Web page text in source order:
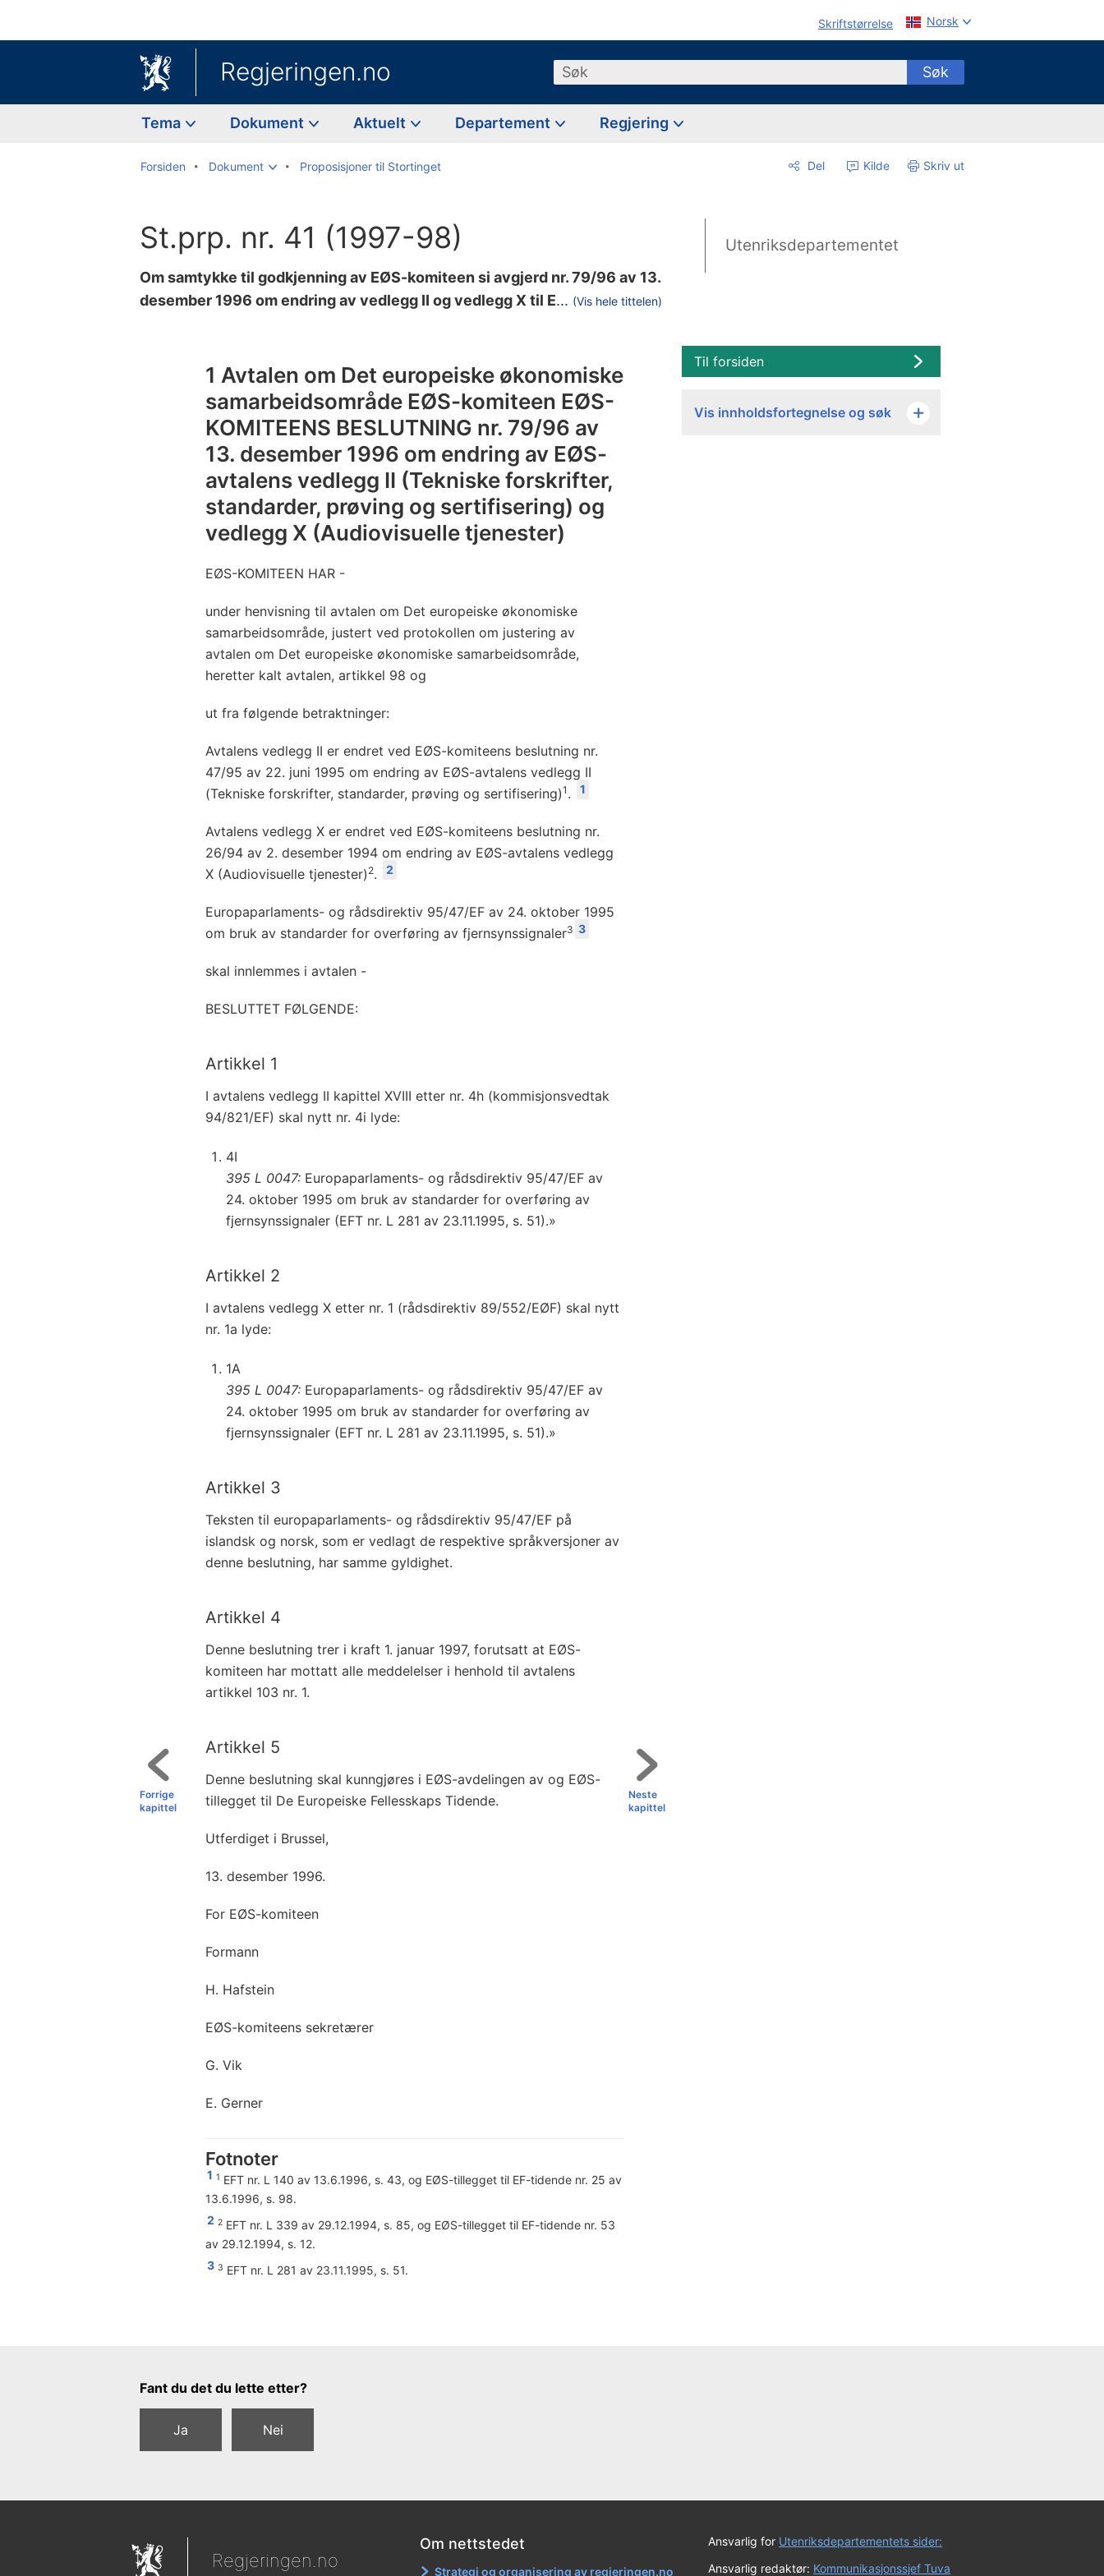
Skriftstørrelse Norsk
Regjeringen.no Søk Søk
Tema Dokument Aktuelt Departement Regjering
Forsiden Dokument Proposisjoner til Stortinget Del Kilde Skriv ut
St.prp. nr. 41 (1997-98)
Om samtykke til godkjenning av EØS-komiteen si avgjerd nr. 79/96 av 13.
desember 1996 om endring av vedlegg II og vedlegg X til E... (Vis hele tittelen)
Utenriksdepartementet
1 Avtalen om Det europeiske økonomiske
samarbeidsområde EØS-komiteen EØS-
KOMITEENS BESLUTNING nr. 79/96 av
13. desember 1996 om endring av EØS-
avtalens vedlegg II (Tekniske forskrifter,
standarder, prøving og sertifisering) og
vedlegg X (Audiovisuelle tjenester)
EØS-KOMITEEN HAR -
under henvisning til avtalen om Det europeiske økonomiske
samarbeidsområde, justert ved protokollen om justering av
avtalen om Det europeiske økonomiske samarbeidsområde,
heretter kalt avtalen, artikkel 98 og
ut fra følgende betraktninger:
Avtalens vedlegg II er endret ved EØS-komiteens beslutning nr.
47/95 av 22. juni 1995 om endring av EØS-avtalens vedlegg II
(Tekniske forskrifter, standarder, prøving og sertifisering)1 . 1
Avtalens vedlegg X er endret ved EØS-komiteens beslutning nr.
26/94 av 2. desember 1994 om endring av EØS-avtalens vedlegg
X (Audiovisuelle tjenester) 2. 2
Europaparlaments- og rådsdirektiv 95/47/EF av 24. oktober 1995
om bruk av standarder for overføring av fjernsynssignaler3 3
skal innlemmes i avtalen -
BESLUTTET FØLGENDE:
Artikkel 1
I avtalens vedlegg II kapittel XVIII etter nr. 4h (kommisjonsvedtak
94/821/EF) skal nytt nr. 4i lyde:
4I
395 L 0047: Europaparlaments- og rådsdirektiv 95/47/EF av
24. oktober 1995 om bruk av standarder for overføring av
fjernsynssignaler (EFT nr. L 281 av 23.11.1995, s. 51).»
Artikkel 2
I avtalens vedlegg X etter nr. 1 (rådsdirektiv 89/552/EØF) skal nytt
nr. 1a lyde:
1A
395 L 0047: Europaparlaments- og rådsdirektiv 95/47/EF av
24. oktober 1995 om bruk av standarder for overføring av
fjernsynssignaler (EFT nr. L 281 av 23.11.1995, s. 51).»
Artikkel 3
Teksten til europaparlaments- og rådsdirektiv 95/47/EF på
islandsk og norsk, som er vedlagt de respektive språkversjoner av
denne beslutning, har samme gyldighet.
Artikkel 4
Denne beslutning trer i kraft 1. januar 1997, forutsatt at EØS-
komiteen har mottatt alle meddelelser i henhold til avtalens
artikkel 103 nr. 1.
Artikkel 5
Denne beslutning skal kunngjøres i EØS-avdelingen av og EØS-
tillegget til De Europeiske Fellesskaps Tidende.
Utferdiget i Brussel,
13. desember 1996.
For EØS-komiteen
Formann
H. Hafstein
EØS-komiteens sekretærer
G. Vik
E. Gerner
Fotnoter
1 1 EFT nr. L 140 av 13.6.1996, s. 43, og EØS-tillegget til EF-tidende nr. 25 av
13.6.1996, s. 98.
2 2 EFT nr. L 339 av 29.12.1994, s. 85, og EØS-tillegget til EF-tidende nr. 53
av 29.12.1994, s. 12.
3 3 EFT nr. L 281 av 23.11.1995, s. 51.
Neste
kapittel
Forrige
kapittel
Til forsiden
Vis innholdsfortegnelse og søk
Tilbakemeldingsskjema
Fant du det du lette etter?
Ja Nei
Regjeringen.no
Om nettstedet
Strategi og organisering av regjeringen.no
Ansvarlig for Utenriksdepartementets sider:
Ansvarlig redaktør: Kommunikasjonssjef Tuva